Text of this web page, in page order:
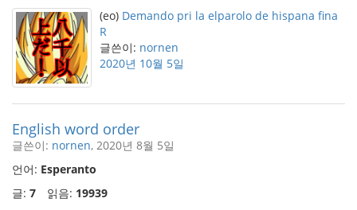
(eo) Demando pri la elparolo de hispana fina
R
글쓴이: nornen
2020년 10월 5일
English word order
글쓴이: nornen, 2020년 8월 5일
언어: Esperanto
글: 7 읽음: 19939